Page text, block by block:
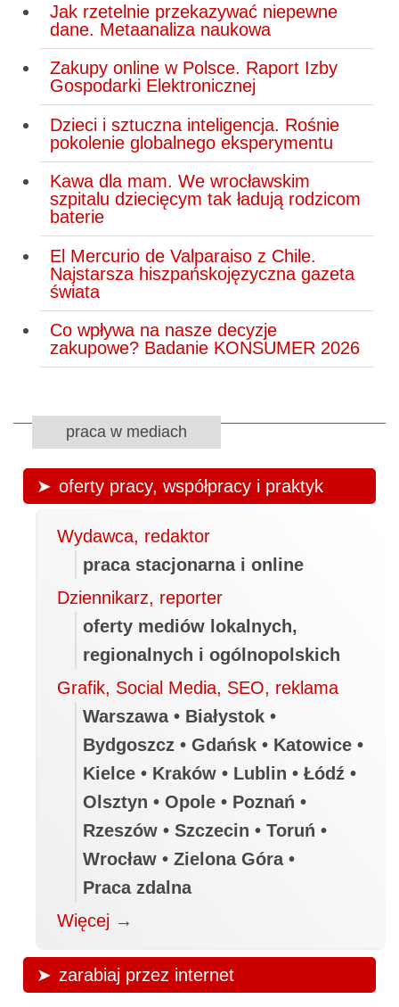
Jak rzetelnie przekazywać niepewne
dane. Metaanaliza naukowa
Zakupy online w Polsce. Raport Izby
Gospodarki Elektronicznej
Dzieci i sztuczna inteligencja. Rośnie
pokolenie globalnego eksperymentu
Kawa dla mam. We wrocławskim
szpitalu dziecięcym tak ładują rodzicom
baterie
El Mercurio de Valparaiso z Chile.
Najstarsza hiszpańskojęzyczna gazeta
świata
Co wpływa na nasze decyzje
zakupowe? Badanie KONSUMER 2026
praca w mediach
oferty pracy, współpracy i praktyk
Wydawca, redaktor
praca stacjonarna i online
Dziennikarz, reporter
oferty mediów lokalnych,
regionalnych i ogólnopolskich
Grafik, Social Media, SEO, reklama
Warszawa • Białystok •
Bydgoszcz • Gdańsk • Katowice •
Kielce • Kraków • Lublin • Łódź •
Olsztyn • Opole • Poznań •
Rzeszów • Szczecin • Toruń •
Wrocław • Zielona Góra •
Praca zdalna
Więcej →
zarabiaj przez internet